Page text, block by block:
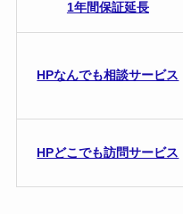
1年間保証延長
HPなんでも相談サービス
HPどこでも訪問サービス